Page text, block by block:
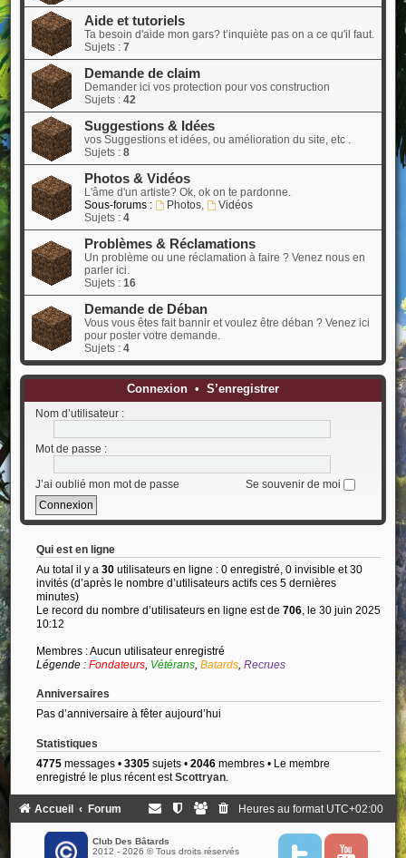
Aide et tutoriels
Ta besoin d'aide mon gars? t’inquiète pas on a ce qu'il faut.
Sujets : 7
Demande de claim
Demander ici vos protection pour vos construction
Sujets : 42
Suggestions & Idées
vos Suggestions et idées, ou amélioration du site, etc .
Sujets : 8
Photos & Vidéos
L'âme d'un artiste? Ok, ok on te pardonne.
Sous-forums :
Photos,
Vidéos
Sujets : 4
Problèmes & Réclamations
Un problème ou une réclamation à faire ? Venez nous en
parler ici.
Sujets : 16
Demande de Déban
Vous vous êtes fait bannir et voulez être déban ? Venez ici
pour poster votre demande.
Sujets : 4
Connexion• S’enregistrer
Nom d’utilisateur :
Mot de passe :
J’ai oublié mon mot de passe Se souvenir de moi
Qui est en ligne
Au total il y a 30utilisateurs en ligne : 0 enregistré, 0 invisible et 30
invités (d’après le nombre d’utilisateurs actifs ces 5 dernières
minutes)
Le record du nombre d’utilisateurs en ligne est de 706, le 30 juin 2025
10:12
Membres : Aucun utilisateur enregistré
Légende : Fondateurs, Vétérans, Batards, Recrues
Anniversaires
Pas d’anniversaire à fêter aujourd’hui
Statistiques
4775messages • 3305sujets • 2046membres • Le membre
enregistré le plus récent estScottryan.
Accueil Forum Heures au format UTC+02:00
Club Des Bâtards
2012 - 2026 © Tous droits réservés